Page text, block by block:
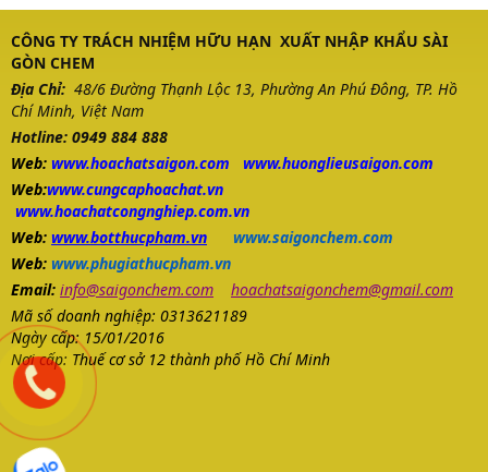
CÔNG TY TRÁCH NHIỆM HỮU HẠN XUẤT NHẬP KHẨU SÀI
GÒN CHEM
Địa Chỉ: 48/6 Đường Thạnh Lộc 13, Phường An Phú Đông, TP. Hồ
Chí Minh, Việt Nam
Hotline: 0949 884 888
Web: www.hoachatsaigon.com
www.huonglieusaigon.com
Web:www.cungcaphoachat.vn
www.hoachatcongnghiep.com.vn
Web: www.botthucpham.vn
www.saigonchem.com
Web: www.phugiathucpham.vn
Email: info@saigonchem.com
hoachatsaigonchem@gmail.com
Mã số doanh nghiệp: 0313621189
Ngày cấp: 15/01/2016
Nơi cấp: Thuế cơ sở 12 thành phố Hồ Chí Minh